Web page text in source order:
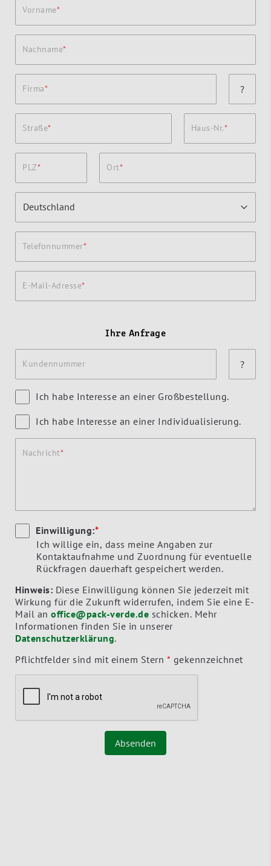
Vorname
Nachname
Firma ?
Straße Haus-Nr.
PLZ Ort
Telefonnummer
E-Mail-Adresse
Ihre Anfrage
Kundennummer ?
Ich habe Interesse an einer Großbestellung.
Ich habe Interesse an einer Individualisierung.
Nachricht
Einwilligung:*
Ich willige ein, dass meine Angaben zur
Kontaktaufnahme und Zuordnung für eventuelle
Rückfragen dauerhaft gespeichert werden.
Hinweis: Diese Einwilligung können Sie jederzeit mit
Wirkung für die Zukunft widerrufen, indem Sie eine E-
Mail an office@pack-verde.de
Informationen finden Sie in unserer
Datenschutzerklärung.
Pflichtfelder sind mit einem Stern * gekennzeichnet
Absenden